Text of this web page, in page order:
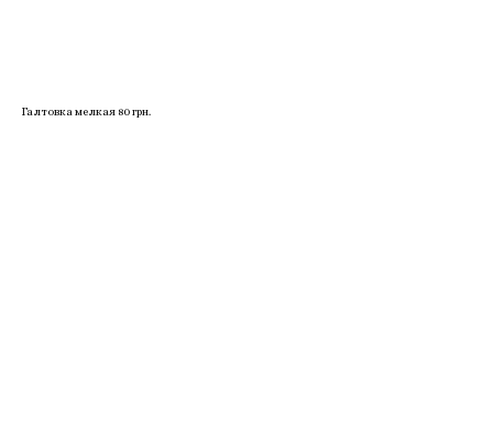
Галтовка мелкая 80 грн.